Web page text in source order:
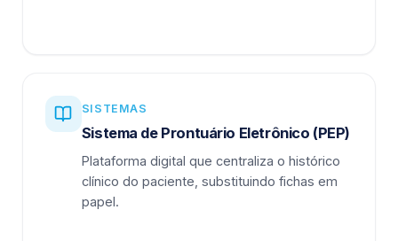
SISTEMAS
Sistema de Prontuário Eletrônico (PEP)
Plataforma digital que centraliza o histórico
clínico do paciente, substituindo fichas em
papel.